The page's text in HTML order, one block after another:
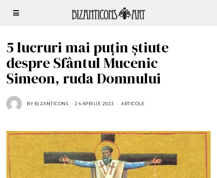
5 lucruri mai puțin știute
despre Sfântul Mucenic
Simeon, ruda Domnului
BY BIZANTICONS 24 APRILIE 2023 ARTICOLE